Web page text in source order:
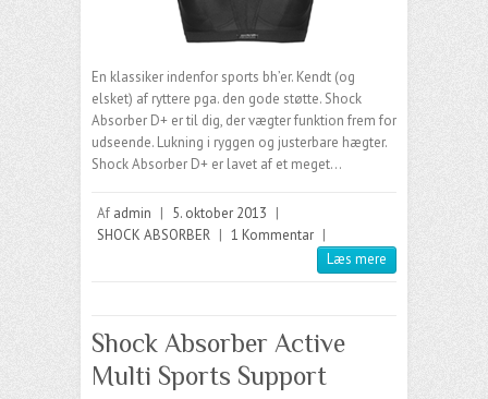
En klassiker indenfor sports bh’er. Kendt (og
elsket) af ryttere pga. den gode støtte. Shock
Absorber D+ er til dig, der vægter funktion frem for
udseende. Lukning i ryggen og justerbare hægter.
Shock Absorber D+ er lavet af et meget…
Af admin | 5. oktober 2013 |
SHOCK ABSORBER | 1 Kommentar |
Læs mere
Shock Absorber Active
Multi Sports Support